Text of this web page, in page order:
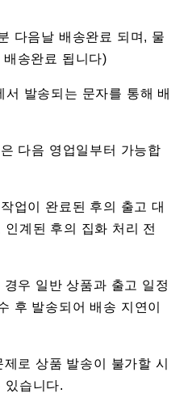
다음날 배송완료 되며, 물
송완료 됩니다)
발송되는 문자를 통해 배
다음 영업일부터 가능합
업이 완료된 후의 출고 대
계된 후의 집화 처리 전
우 일반 상품과 출고 일정
후 발송되어 배송 지연이
로 상품 발송이 불가할 시
있습니다.